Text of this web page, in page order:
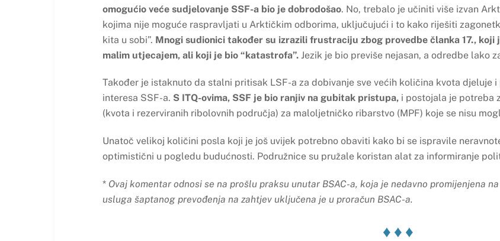
omogućio veće sudjelovanje SSF-a bio je dobrodošao. No, trebalo je učiniti više izvan
kojima nije moguće raspravljati u Arktičkim odborima, uključujući i to kako riješiti
kita u sobi”. Mnogi sudionici također su izrazili frustraciju zbog provedbe članka 17.,
malim utjecajem, ali koji je bio “katastrofa”. Jezik je bio previše nejasan, a odredbe lako
Također je istaknuto da stalni pritisak LSF-a za dobivanje sve većih količina kvota
interesa SSF-a. S ITQ-ovima, SSF je bio ranjiv na gubitak pristupa, i postojala je potreba
(kvota i rezerviranih ribolovnih područja) za maloljetničko ribarstvo (MPF) koje se nisu
Unatoč velikoj količini posla koji je još uvijek potrebno obaviti kako bi se ispravile
optimistični u pogledu budućnosti. Podružnice su pružale koristan alat za informiranje
* Ovaj komentar odnosi se na prošlu praksu unutar BSAC-a, koja je nedavno promijenjena
usluga šaptanog prevođenja na zahtjev uključena je u proračun BSAC-a.
♦ ♦ ♦